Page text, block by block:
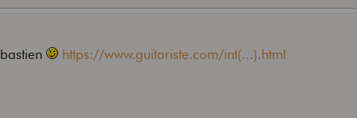
https://www.guitariste.com/int(...).html